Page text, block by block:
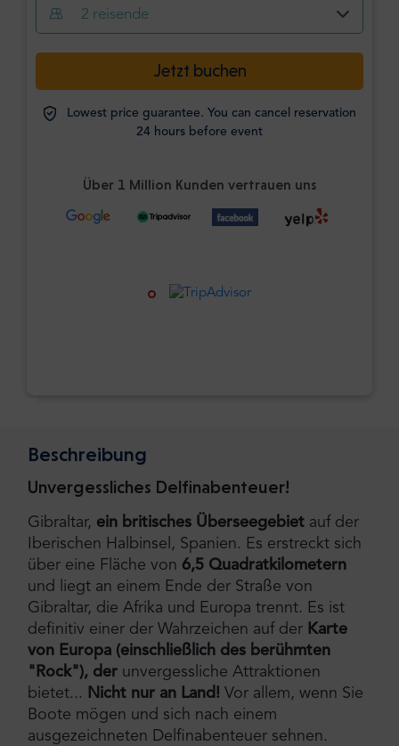
2 reisende
Jetzt buchen
Lowest price guarantee. You can cancel reservation
24 hours before event
Über 1 Million Kunden vertrauen uns
Beschreibung
Unvergessliches Delfinabenteuer!
Gibraltar, ein britisches Überseegebiet auf der
Iberischen Halbinsel, Spanien. Es erstreckt sich
über eine Fläche von 6,5 Quadratkilometern
und liegt an einem Ende der Straße von
Gibraltar, die Afrika und Europa trennt. Es ist
definitiv einer der Wahrzeichen auf der Karte
von Europa (einschließlich des berühmten
"Rock"), der unvergessliche Attraktionen
bietet...
Nicht nur an Land! Vor allem, wenn Sie
Boote mögen und sich nach einem
ausgezeichneten Delfinabenteuer sehnen.